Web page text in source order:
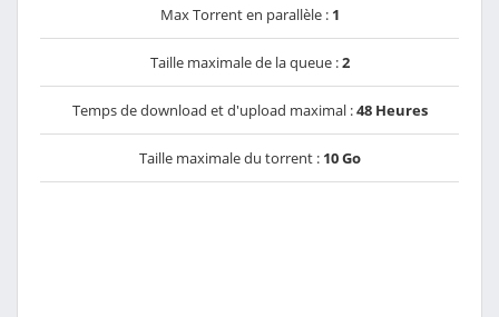
Max Torrent en parallèle : 1
Taille maximale de la queue :2
Temps de download et d'upload maximal :48 Heures
Taille maximale du torrent : 10 Go